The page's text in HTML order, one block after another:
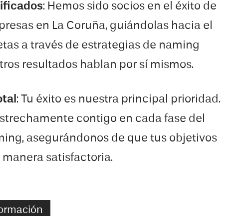
: Hemos sido socios en el éxito de
en La Coruña, guiándolas hacia el
a través de estrategias de naming
resultados hablan por sí mismos.
: Tu éxito es nuestra principal prioridad.
contigo en cada fase del
asegurándonos de que tus objetivos
satisfactoria.